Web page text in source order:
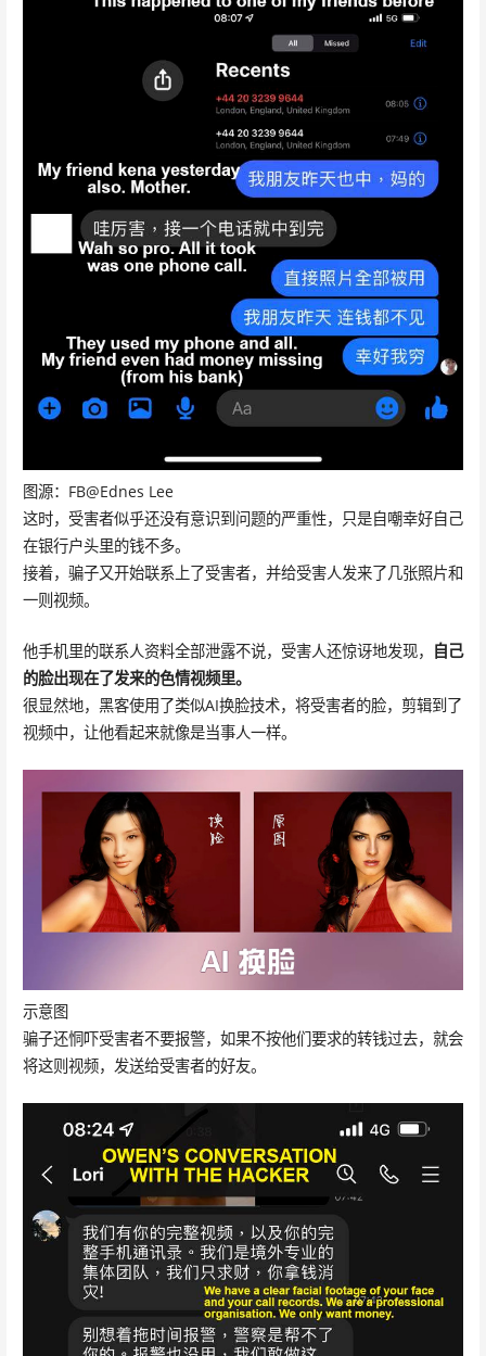
图源：FB@Ednes Lee
这时，受害者似乎还没有意识到问题的严重性，只是自嘲幸好自己
在银行户头里的钱不多。
接着，骗子又开始联系上了受害者，并给受害人发来了几张照片和
一则视频。
他手机里的联系人资料全部泄露不说，受害人还惊讶地发现， 自己
的脸出现在了发来的色情视频里。
很显然地，黑客使用了类似AI换脸技术，将受害者的脸，剪辑到了
视频中，让他看起来就像是当事人一样。
示意图
骗子还恫吓受害者不要报警，如果不按他们要求的转钱过去，就会
将这则视频，发送给受害者的好友。